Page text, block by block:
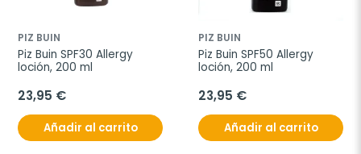
PIZ BUIN
Piz Buin SPF30 Allergy
loción, 200 ml
23,95 €
Añadir al carrito
PIZ BUIN
Piz Buin SPF50 Allergy
loción, 200 ml
23,95 €
Añadir al carrito